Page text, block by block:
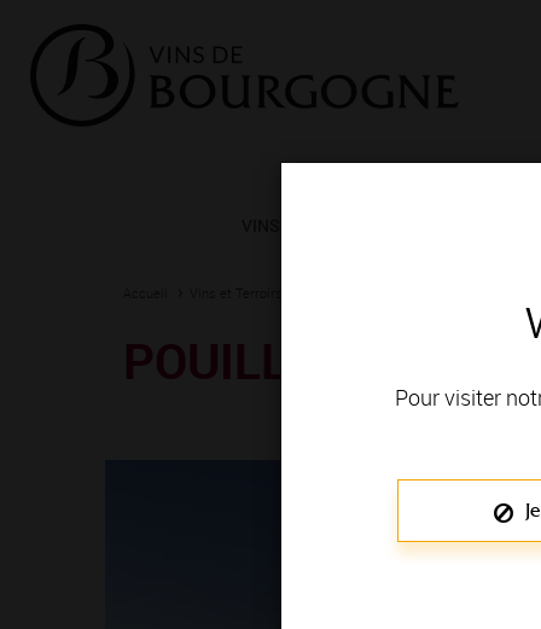
Pour visiter
POUILLY-LOCHÉ